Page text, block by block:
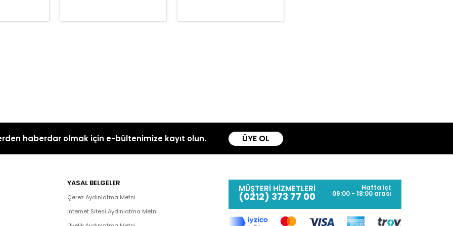
haberdar olmak için e-bültenimize kayıt olun. ÜYE OL
YASAL BELGELER
Çerez Aydınlatma Metni
İnternet Sitesi Aydınlatma Metni
MÜŞTERİ HİZMETLERİ
(0212) 373 77 00
Hafta içi:
09:00 - 18:00 arası